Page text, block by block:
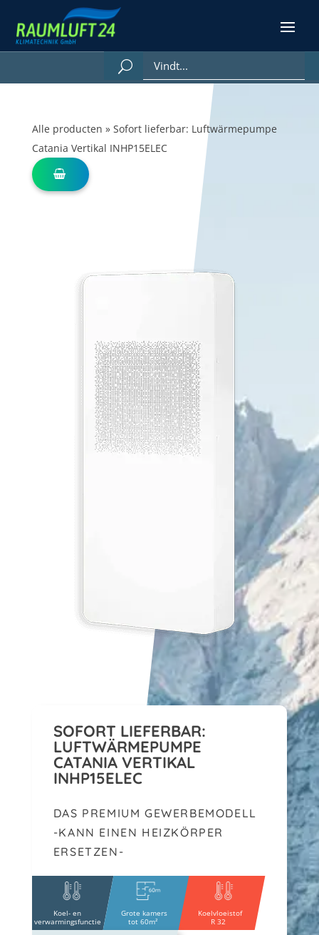
Alle producten » Sofort lieferbar: Luftwärmepumpe
Catania Vertikal INHP15ELEC
SOFORT LIEFERBAR:
LUFTWÄRMEPUMPE
CATANIA VERTIKAL
INHP15ELEC
DAS PREMIUM GEWERBEMODELL
-KANN EINEN HEIZKÖRPER
ERSETZEN-
Koel- en
verwarmingsfunctie
Grote kamers
tot 60m²
Koelvloeistof
R 32